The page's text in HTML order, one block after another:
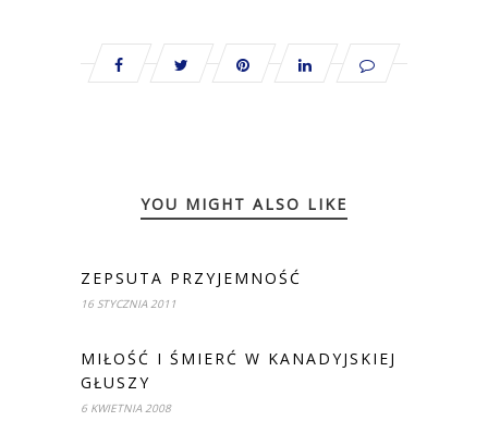
YOU MIGHT ALSO LIKE
ZEPSUTA PRZYJEMNOŚĆ
16 STYCZNIA 2011
MIŁOŚĆ I ŚMIERĆ W KANADYJSKIEJ
GŁUSZY
6 KWIETNIA 2008